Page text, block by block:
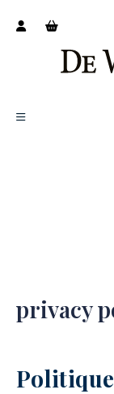
Contact
privacy